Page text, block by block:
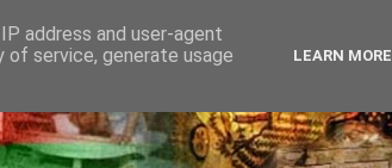
address and user-agent
of service, generate usage
LEARN MORE